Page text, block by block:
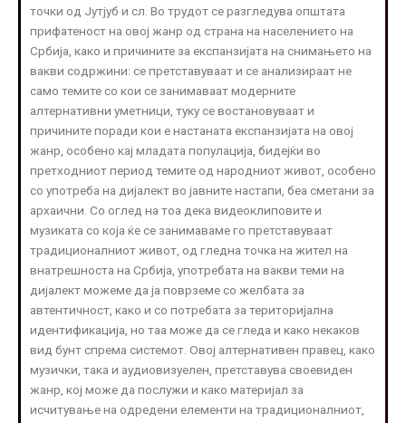
точки од Јутјуб и сл. Во трудот се разгледува општата
прифатеност на овој жанр од страна на населението на
Србија, како и причините за експанзијата на снимањето на
вакви содржини: се претставуваат и се анализираат не
само темите со кои се занимаваат модерните
алтернативни уметници, туку се востановуваат и
причините поради кои е настаната експанзијата на овој
жанр, особено кај младата популација, бидејќи во
претходниот период темите од народниот живот, особено
со употреба на дијалект во јавните настапи, беа сметани за
архаични. Со оглед на тоа дека видеоклиповите и
музиката со која ќе се занимаваме го претставуваат
традиционалниот живот, од гледна точка на жител на
внатрешноста на Србија, употребата на вакви теми на
дијалект можеме да ја поврземе со желбата за
автентичност, како и со потребата за територијална
идентификација, но таа може да се гледа и како некаков
вид бунт спрема системот. Овој алтернативен правец, како
музички, така и аудиовизуелен, претставува своевиден
жанр, кој може да послужи и како материјал за
исчитување на одредени елементи на традиционалниот,